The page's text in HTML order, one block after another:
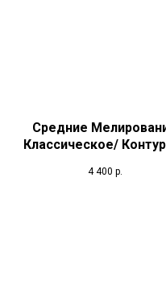
Средние
Классическое/
4 400 р.